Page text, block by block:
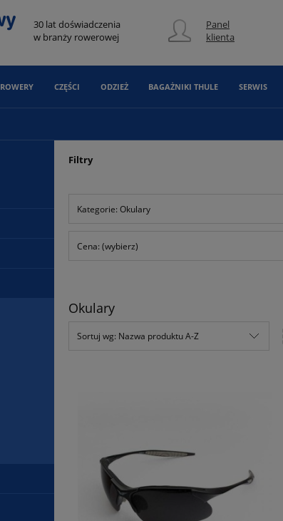
30 lat doświadczenia
w branży rowerowej
Panel
klienta
ROWERY CZĘŚCI ODZIEŻ BAGAŻNIKI THULE SERWIS
Filtry
Kategorie: Okulary
Cena: (wybierz)
Okulary
Sortuj wg: Nazwa produktu A-Z